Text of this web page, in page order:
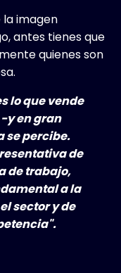
imagen
antes tienes que
quienes son
lo que vende
y en gran
se percibe.
de
de trabajo,
a la
sector y de